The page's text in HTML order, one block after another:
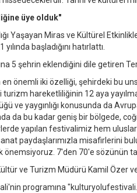
üye olduk"
Yaşayan Miras ve Kültürel
başladığını hatırlattı.
5 şehrin eklendiğini dile getiren
önemli iki özelliği, şehirdeki bu
hareketliliğinin 12 aya
ve yaygınlığı konusunda da
da bu kadar geniş bir bölgede,
yapılan festivalimiz hem
paydaşlarımızla misafirlerini
7'den 70'e sözünün
ve Turizm Müdürü Kamil Özer
programına